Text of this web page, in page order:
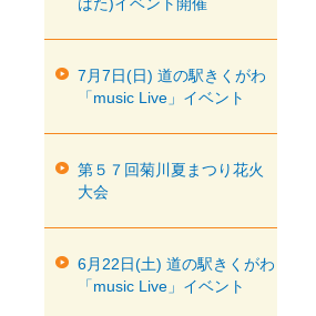
7月7日(日) 道の駅きくがわ
「music Live」イベント
第５７回菊川夏まつり花火
大会
6月22日(土) 道の駅きくがわ
「music Live」イベント